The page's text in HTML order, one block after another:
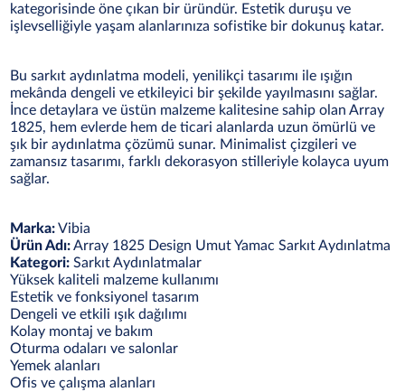
kategorisinde öne çıkan bir üründür. Estetik duruşu ve
işlevselliğiyle yaşam alanlarınıza sofistike bir dokunuş katar.
Bu sarkıt aydınlatma modeli, yenilikçi tasarımı ile ışığın
mekânda dengeli ve etkileyici bir şekilde yayılmasını sağlar.
İnce detaylara ve üstün malzeme kalitesine sahip olan Array
1825, hem evlerde hem de ticari alanlarda uzun ömürlü ve
şık bir aydınlatma çözümü sunar. Minimalist çizgileri ve
zamansız tasarımı, farklı dekorasyon stilleriyle kolayca uyum
sağlar.
Marka:Vibia
Ürün Adı:Array 1825 Design Umut Yamac Sarkıt Aydınlatma
Kategori: Sarkıt Aydınlatmalar
Yüksek kaliteli malzeme kullanımı
Estetik ve fonksiyonel tasarım
Dengeli ve etkili ışık dağılımı
Kolay montaj ve bakım
Oturma odaları ve salonlar
Yemek alanları
Ofis ve çalışma alanları